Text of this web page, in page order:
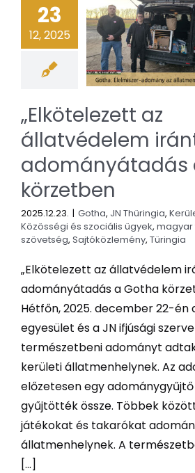
23
12, 2025
„Elkötelezett az
állatvédelem
adományátadás
körzetben
2025.12.23. | Gotha, JN Thüringia,
Közösségi és szociális ügyek, magyar
szövetség, Sajtóközlemény, Türingia
„Elkötelezett az állatvédelem
adományátadás a Gotha
Hétfőn, 2025. december 22-én
egyesület és a JN ifjúsági
természetbeni adományt
kerületi állatmenhelynek. Az
előzetesen egy
gyűjtötték össze. Többek
játékokat és takarókat
állatmenhelynek. A
[...]